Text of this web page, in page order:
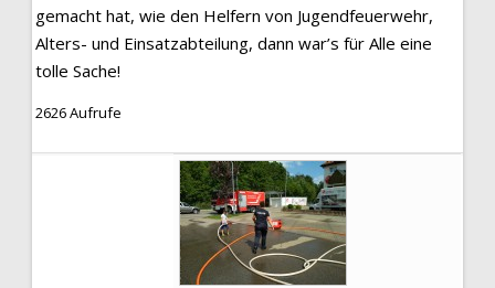
gemacht hat, wie den Helfern von Jugendfeuerwehr,
Alters- und Einsatzabteilung, dann war’s für Alle eine
tolle Sache!
2626 Aufrufe